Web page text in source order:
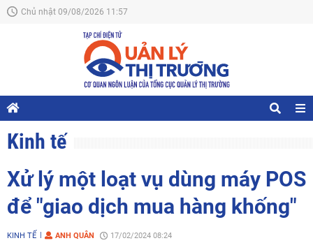
Chủ nhật 09/08/2026 11:57
Kinh tế
Xử lý một loạt vụ dùng máy POS
để "giao dịch mua hàng khống"
KINH TẾ ANH QUÂN 17/02/2024 08:24